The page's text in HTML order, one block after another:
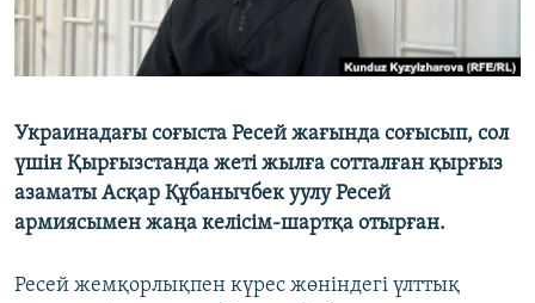
Украинадағы соғыста Ресей жағында соғысып, сол
үшін Қырғызстанда жеті жылға сотталған қырғыз
азаматы Асқар Құбанычбек уулу Ресей
армиясымен жаңа келісім-шартқа отырған.
Ресей жемқорлықпен күрес жөніндегі үлттық